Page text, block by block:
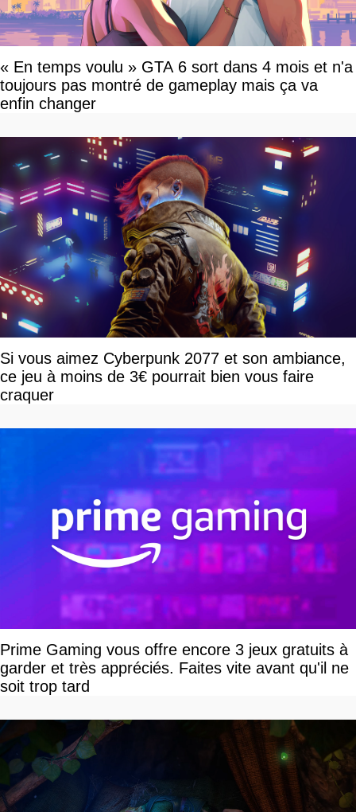
« En temps voulu » GTA 6 sort dans 4 mois et n'a
toujours pas montré de gameplay mais ça va
enfin changer
Si vous aimez Cyberpunk 2077 et son ambiance,
ce jeu à moins de 3€ pourrait bien vous faire
craquer
Prime Gaming vous offre encore 3 jeux gratuits à
garder et très appréciés. Faites vite avant qu'il ne
soit trop tard